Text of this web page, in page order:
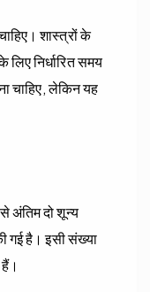
शास्त्रों के
निर्धारित समय
चाहिए, लेकिन यह
अंतिम दो शून्य
गई है। इसी संख्या